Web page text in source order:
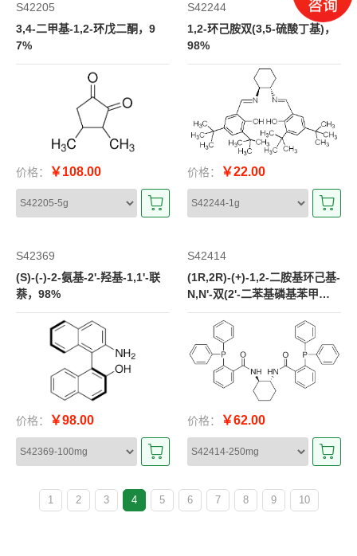
S42205
3,4-二甲基-1,2-环戊二酮，9
7%
价格： ￥108.00
S42244
1,2-环己胺双(3,5-硫酸丁基)，
98%
价格： ￥22.00
S42369
(S)-(-)-2-氨基-2'-羟基-1,1'-联
萘，98%
价格： ￥98.00
S42414
(1R,2R)-(+)-1,2-二胺基环己基-
N,N'-双(2'-二苯基磷基苯甲
酰)，95%
价格： ￥62.00
1 2 3 4 5 6 7 8 9 10